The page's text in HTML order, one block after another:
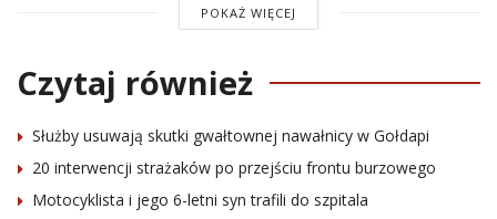
POKAŻ WIĘCEJ
Czytaj również
Służby usuwają skutki gwałtownej nawałnicy w Gołdapi
20 interwencji strażaków po przejściu frontu burzowego
Motocyklista i jego 6-letni syn trafili do szpitala